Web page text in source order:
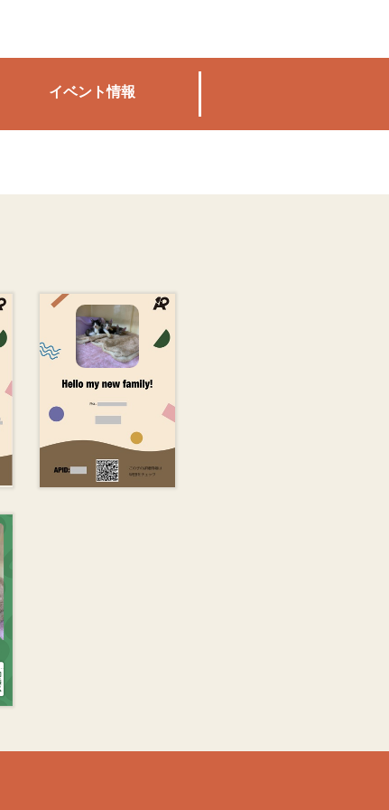
イベント情報